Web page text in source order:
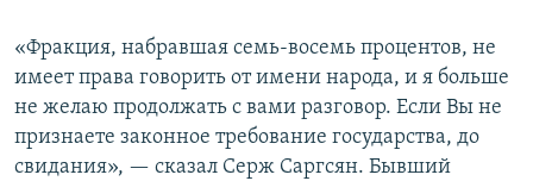
«Фракция, набравшая семь-восемь процентов, не
имеет права говорить от имени народа, и я больше
не желаю продолжать с вами разговор. Если Вы не
признаете законное требование государства, до
свидания», — сказал Серж Саргсян. Бывший